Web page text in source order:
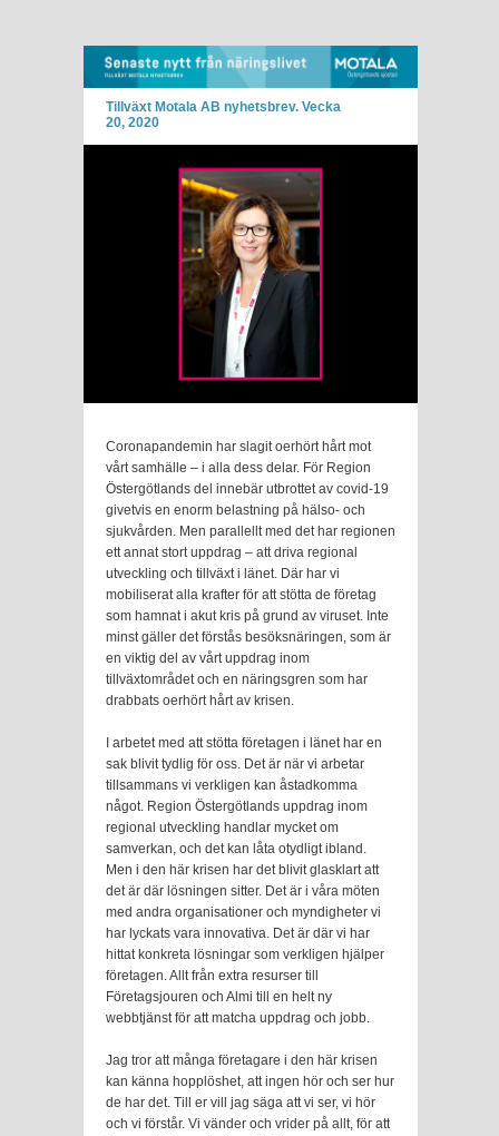
Tillväxt Motala AB nyhetsbrev. Vecka
20, 2020
Coronapandemin har slagit oerhört hårt mot
vårt samhälle – i alla dess delar. För Region
Östergötlands del innebär utbrottet av covid-19
givetvis en enorm belastning på hälso- och
sjukvården. Men parallellt med det har regionen
ett annat stort uppdrag – att driva regional
utveckling och tillväxt i länet. Där har vi
mobiliserat alla krafter för att stötta de företag
som hamnat i akut kris på grund av viruset. Inte
minst gäller det förstås besöksnäringen, som är
en viktig del av vårt uppdrag inom
tillväxtområdet och en näringsgren som har
drabbats oerhört hårt av krisen.
I arbetet med att stötta företagen i länet har en
sak blivit tydlig för oss. Det är när vi arbetar
tillsammans vi verkligen kan åstadkomma
något. Region Östergötlands uppdrag inom
regional utveckling handlar mycket om
samverkan, och det kan låta otydligt ibland.
Men i den här krisen har det blivit glasklart att
det är där lösningen sitter. Det är i våra möten
med andra organisationer och myndigheter vi
har lyckats vara innovativa. Det är där vi har
hittat konkreta lösningar som verkligen hjälper
företagen. Allt från extra resurser till
Företagsjouren och Almi till en helt ny
webbtjänst för att matcha uppdrag och jobb.
Jag tror att många företagare i den här krisen
kan känna hopplöshet, att ingen hör och ser hur
de har det. Till er vill jag säga att vi ser, vi hör
och vi förstår. Vi vänder och vrider på allt, för att